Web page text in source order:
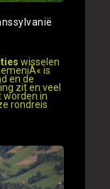
wisselen
is
en de
zit en veel
worden in
rondreis